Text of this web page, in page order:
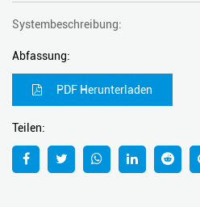
Systembeschreibung:
Abfassung:
PDF Herunterladen
Teilen: